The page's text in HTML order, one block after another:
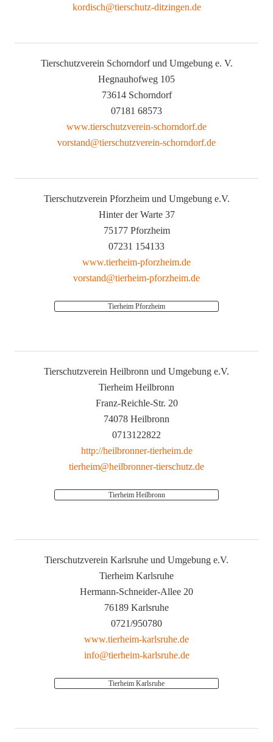
kordisch@tierschutz-ditzingen.de
Tierschutzverein Schorndorf und Umgebung e. V.
Hegnauhofweg 105
73614 Schorndorf
07181 68573
www.tierschutzverein-schorndorf.de
vorstand@tierschutzverein-schorndorf.de
Tierschutzverein Pforzheim und Umgebung e.V.
Hinter der Warte 37
75177 Pforzheim
07231 154133
www.tierheim-pforzheim.de
vorstand@tierheim-pforzheim.de
Tierheim Pforzheim
Tierschutzverein Heilbronn und Umgebung e.V.
Tierheim Heilbronn
Franz-Reichle-Str. 20
74078 Heilbronn
0713122822
http://heilbronner-tierheim.de
tierheim@heilbronner-tierschutz.de
Tierheim Heilbronn
Tierschutzverein Karlsruhe und Umgebung e.V.
Tierheim Karlsruhe
Hermann-Schneider-Allee 20
76189 Karlsruhe
0721/950780
www.tierheim-karlsruhe.de
info@tierheim-karlsruhe.de
Tierheim Karlsruhe